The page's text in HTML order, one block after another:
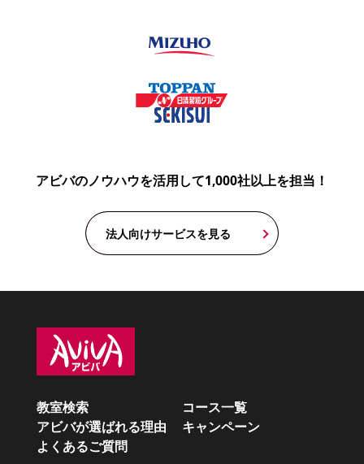
アビバのノウハウを活用して1,000社以上を担当！
法人向けサービスを見る
教室検索
コース一覧
アビバが選ばれる理由
キャンペーン
よくあるご質問